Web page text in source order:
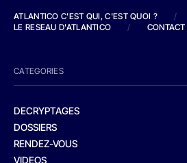
ATLANTICO C'EST QUI, C'EST QUOI ?
/
LE RESEAU D'ATLANTICO
/ CONTACT
CATEGORIES
DECRYPTAGES
DOSSIERS
RENDEZ-VOUS
VIDEOS